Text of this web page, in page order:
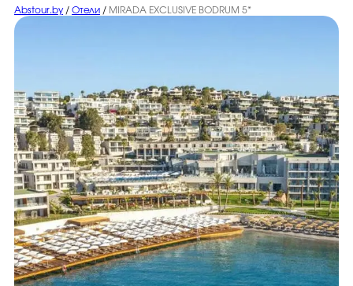
Abstour.by / Отели / MIRADA EXCLUSIVE BODRUM 5*